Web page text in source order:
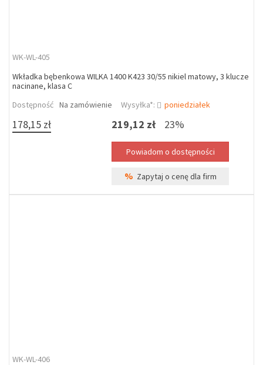
WK-WL-405
Wkładka bębenkowa WILKA 1400 K423 30/55 nikiel matowy, 3 klucze
nacinane, klasa C
Dostępność Na zamówienie Wysyłka*: poniedziałek
178,15 zł 219,12 zł 23%
% Zapytaj o cenę dla firm
WK-WL-406